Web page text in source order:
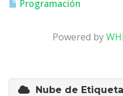
Programación
Powered by
Nube de